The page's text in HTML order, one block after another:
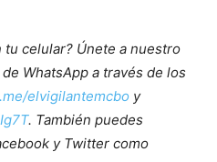
celular? Únete a nuestro
WhatsApp a través de los
elvigilantemcbo y
. También puedes
y Twitter como